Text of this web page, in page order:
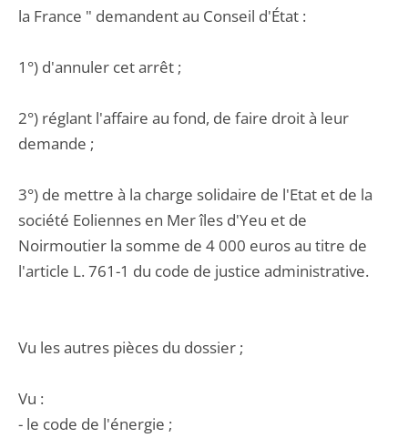
la France " demandent au Conseil d'État :
1°) d'annuler cet arrêt ;
2°) réglant l'affaire au fond, de faire droit à leur
demande ;
3°) de mettre à la charge solidaire de l'Etat et de la
société Eoliennes en Mer îles d'Yeu et de
Noirmoutier la somme de 4 000 euros au titre de
l'article L. 761-1 du code de justice administrative.
Vu les autres pièces du dossier ;
Vu :
- le code de l'énergie ;